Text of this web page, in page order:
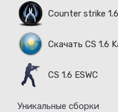
Counter strike
Скачать CS 1.6
CS 1.6 ESWC
Уникальные сборки